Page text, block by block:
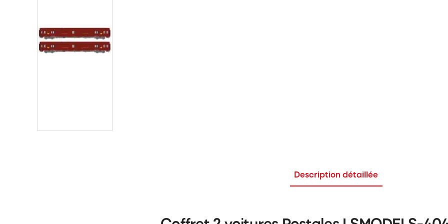
Description détaillée